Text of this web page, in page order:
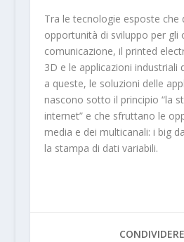
Tra le tecnologie esposte che
opportunità di sviluppo per gli
comunicazione, il printed
3D e le applicazioni industriali
a queste, le soluzioni delle
nascono sotto il principio “la
internet” e che sfruttano le
media e dei multicanali: i big
la stampa di dati variabili.